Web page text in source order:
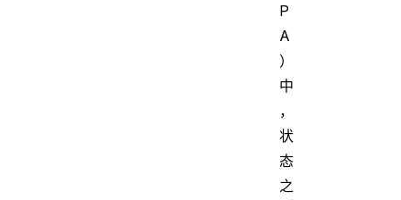
P
A
）
中
，
状
态
之